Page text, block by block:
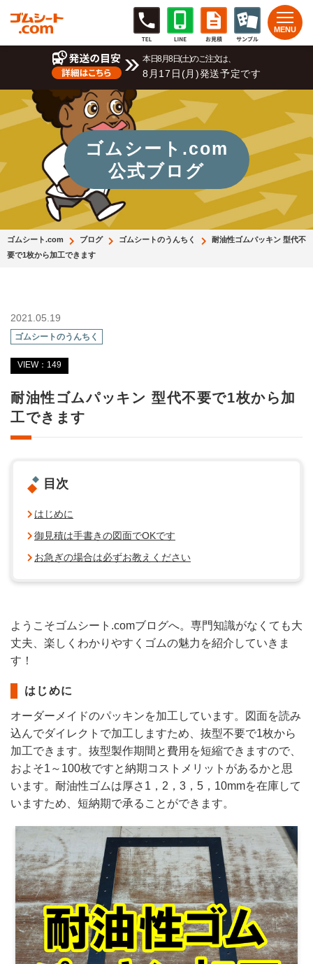
本日8月8日(土)のご注文は、
8月17日(月)発送予定です
ゴムシート.com
公式ブログ
ゴムシート.com ブログ ゴムシートのうんちく
耐油性ゴムパッキン 型代不
要で1枚から加工できます
2021.05.19
ゴムシートのうんちく
VIEW：149
耐油性ゴムパッキン 型代不要で1枚から加
工できます
目次
はじめに
御見積は手書きの図面でOKです
お急ぎの場合は必ずお教えください
ようこそゴムシート.comブログへ。専門知識がなくても大
丈夫、楽しくわかりやすくゴムの魅力を紹介していきま
す！
はじめに
オーダーメイドのパッキンを加工しています。図面を読み
込んでダイレクトで加工しますため、抜型不要で1枚から
加工できます。抜型製作期間と費用を短縮できますので、
およそ1～100枚ですと納期コストメリットがあるかと思
います。耐油性ゴムは厚さ1，2，3，5，10mmを在庫して
いますため、短納期で承ることができます。